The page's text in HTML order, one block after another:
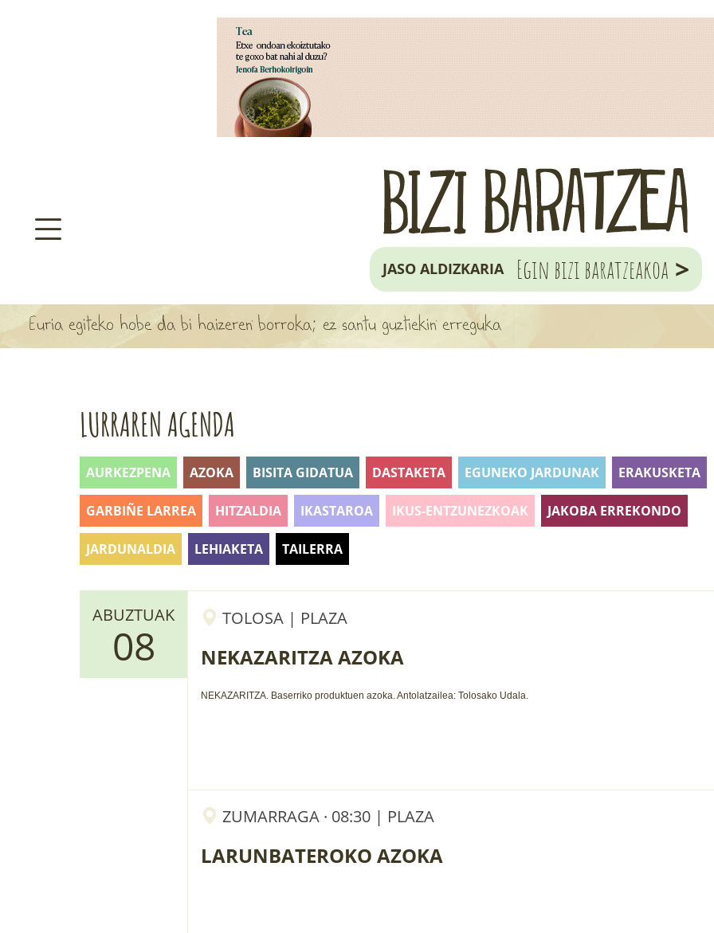
ARBOLA APARTEN MAPA
JASO ALDIZKARIA Egin bizi baratzeakoa >
Euria egiteko hobe da bi haizeren borroka; ez santu guztiekin erreguka
LURRAREN AGENDA
AURKEZPENA AZOKA BISITA GIDATUA DASTAKETA EGUNEKO JARDUNAK ERAKUSKETA
GARBIÑE LARREA HITZALDIA IKASTAROA IKUS-ENTZUNEZKOAK JAKOBA ERREKONDO
JARDUNALDIA LEHIAKETA TAILERRA
ABUZTUAK
08
TOLOSA | PLAZA
NEKAZARITZA AZOKA
NEKAZARITZA. Baserriko produktuen azoka. Antolatzailea: Tolosako Udala.
ZUMARRAGA · 08:30 | PLAZA
LARUNBATEROKO AZOKA